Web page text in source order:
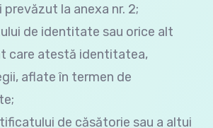
prevăzut la anexa nr. 2;
de identitate sau orice alt
care atestă identitatea,
aflate în termen de
de căsătorie sau a altui